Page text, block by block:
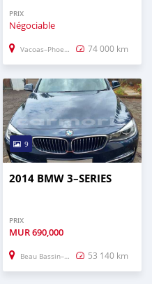
PRIX
Négociable
Vacoas–Phoenix 74 000 km
9
2014 BMW 3–SERIES
PRIX
MUR690,000
Beau Bassin–Rose Hill 53 140 km